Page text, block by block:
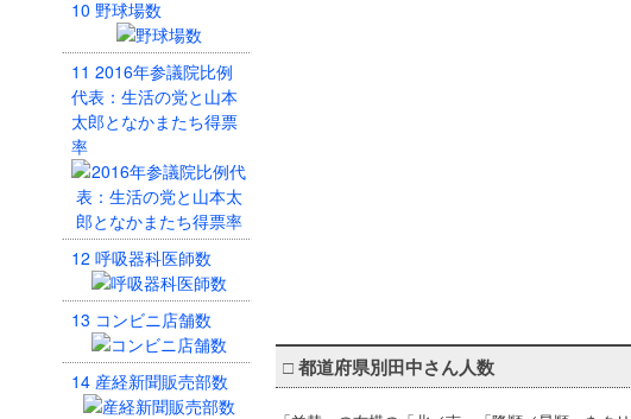
10 野球場数
11 2016年参議院比例
代表：生活の党と山本
太郎となかまたち得票
率
12 呼吸器科医師数
13 コンビニ店舗数
14 産経新聞販売部数
□都道府県別田中さん人数